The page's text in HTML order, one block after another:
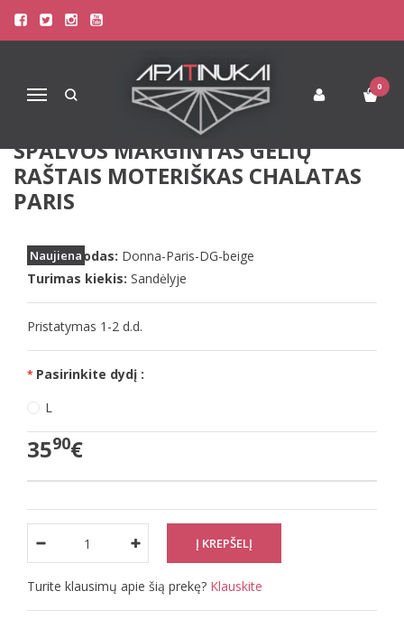
Navigacija
0
Pagrindinis
Apatinis Trikotažas Moterims
Moteriški chalatai, kimono
DONNA L(40) DYDŽIO SMĖLIO
SPALVOS MARGINTAS GĖLIŲ
RAŠTAIS MOTERIŠKAS CHALATAS
PARIS
Naujiena
Prekės kodas: Donna-Paris-DG-beige
Turimas kiekis: Sandėlyje
Pristatymas 1-2 d.d.
Pasirinkite dydį :
L
3590€
Turite klausimų apie šią prekę? Klauskite